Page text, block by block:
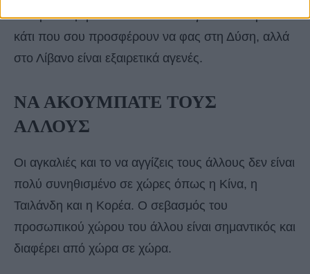
Μπορεί να μην είναι και το πιο ευγενικό να αρνείσαι
κάτι που σου προσφέρουν να φας στη Δύση, αλλά
στο Λίβανο είναι εξαιρετικά αγενές.
ΝΑ ΑΚΟΥΜΠΑΤΕ ΤΟΥΣ
ΑΛΛΟΥΣ
Οι αγκαλιές και το να αγγίζεις τους άλλους δεν είναι
πολύ συνηθισμένο σε χώρες όπως η Κίνα, η
Ταιλάνδη και η Κορέα. Ο σεβασμός του
προσωπικού χώρου του άλλου είναι σημαντικός και
διαφέρει από χώρα σε χώρα.